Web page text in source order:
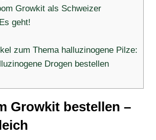
Growkit als Schweizer
geht!
zum Thema halluzinogene Pilze:
Drogen bestellen
Growkit bestellen –